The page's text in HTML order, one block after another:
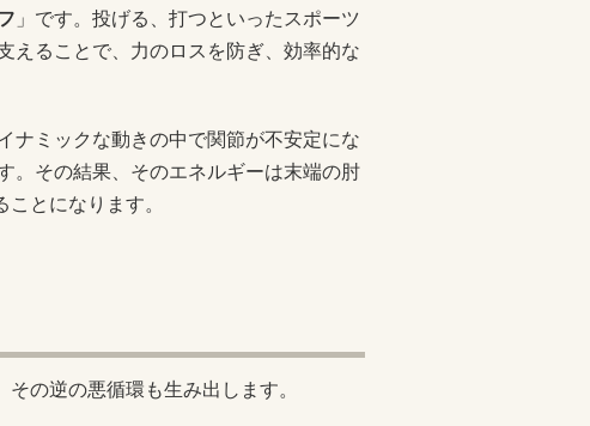
」です。投げる、打つといったスポーツ
えることで、力のロスを防ぎ、効率的な
ナミックな動きの中で関節が不安定にな
。その結果、そのエネルギーは末端の肘
とになります。
の逆の悪循環も生み出します。